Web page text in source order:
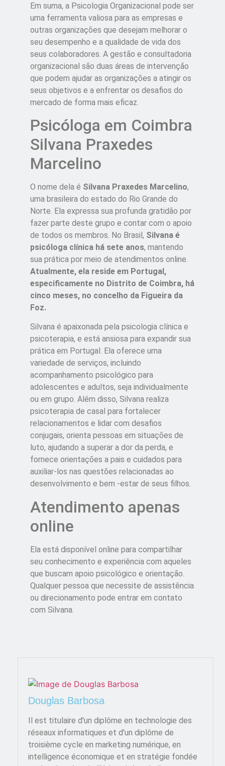
Em suma, a Psicologia Organizacional pode ser
uma ferramenta valiosa para as empresas e
outras organizações que desejam melhorar o
seu desempenho e a qualidade de vida dos
seus colaboradores. A gestão e consultadoria
organizacional são duas áreas de intervenção
que podem ajudar as organizações a atingir os
seus objetivos e a enfrentar os desafios do
mercado de forma mais eficaz.
Psicóloga em Coimbra
Silvana Praxedes
Marcelino
O nome dela é Silvana Praxedes Marcelino,
uma brasileira do estado do Rio Grande do
Norte. Ela expressa sua profunda gratidão por
fazer parte deste grupo e contar com o apoio
de todos os membros. No Brasil, Silvana é
psicóloga clínica há sete anos, mantendo
sua prática por meio de atendimentos online.
Atualmente, ela reside em Portugal,
especificamente no Distrito de Coimbra, há
cinco meses, no concelho da Figueira da
Foz.
Silvana é apaixonada pela psicologia clínica e
psicoterapia, e está ansiosa para expandir sua
prática em Portugal. Ela oferece uma
variedade de serviços, incluindo
acompanhamento psicológico para
adolescentes e adultos, seja individualmente
ou em grupo. Além disso, Silvana realiza
psicoterapia de casal para fortalecer
relacionamentos e lidar com desafios
conjugais, orienta pessoas em situações de
luto, ajudando a superar a dor da perda, e
fornece orientações a pais e cuidados para
auxiliar-los nas questões relacionadas ao
desenvolvimento e bem -estar de seus filhos.
Atendimento apenas
online
Ela está disponível online para compartilhar
seu conhecimento e experiência com aqueles
que buscam apoio psicológico e orientação.
Qualquer pessoa que necessite de assistência
ou direcionamento pode entrar em contato
com Silvana.
Douglas Barbosa
Il est titulaire d'un diplôme en technologie des
réseaux informatiques et d'un diplôme de
troisième cycle en marketing numérique, en
intelligence économique et en stratégie fondée